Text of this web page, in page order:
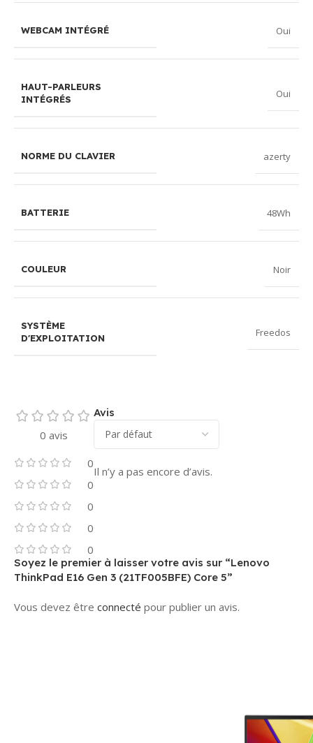
WEBCAM INTÉGRÉ Oui
HAUT-PARLEURS
INTÉGRÉS
Oui
NORME DU CLAVIER azerty
BATTERIE 48Wh
COULEUR Noir
SYSTÈME
D'EXPLOITATION
Freedos
0 avis
0
0
0
0
0
Avis
Il n’y a pas encore d’avis.
Soyez le premier à laisser votre avis sur “Lenovo
ThinkPad E16 Gen 3 (21TF005BFE) Core 5”
Vous devez être connecté pour publier un avis.